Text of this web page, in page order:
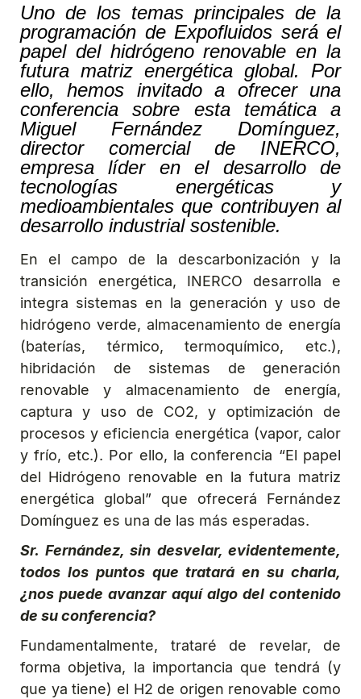
Uno de los temas principales de la
programación de Expofluidos será el
papel del hidrógeno renovable en la
futura matriz energética global. Por
ello, hemos invitado a ofrecer una
conferencia sobre esta temática a
Miguel Fernández Domínguez,
director comercial de INERCO,
empresa líder en el desarrollo de
tecnologías energéticas y
medioambientales que contribuyen al
desarrollo industrial sostenible.
En el campo de la descarbonización y la
transición energética, INERCO desarrolla e
integra sistemas en la generación y uso de
hidrógeno verde, almacenamiento de energía
(baterías, térmico, termoquímico, etc.),
hibridación de sistemas de generación
renovable y almacenamiento de energía,
captura y uso de CO2, y optimización de
procesos y eficiencia energética (vapor, calor
y frío, etc.). Por ello, la conferencia “El papel
del Hidrógeno renovable en la futura matriz
energética global” que ofrecerá Fernández
Domínguez es una de las más esperadas.
Sr. Fernández, sin desvelar, evidentemente,
todos los puntos que tratará en su charla,
¿nos puede avanzar aquí algo del contenido
de su conferencia?
Fundamentalmente, trataré de revelar, de
forma objetiva, la importancia que tendrá (y
que ya tiene) el H2 de origen renovable como